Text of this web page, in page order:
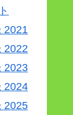
2021
2022
2023
2024
2025